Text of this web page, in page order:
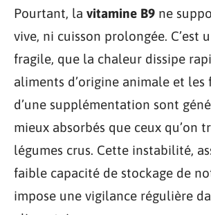
Pourtant, la vitamine B9 ne
vive, ni cuisson prolongée. C’est
fragile, que la chaleur dissipe
aliments d’origine animale et les
d’une supplémentation sont
mieux absorbés que ceux qu’on
légumes crus. Cette instabilité,
faible capacité de stockage de
impose une vigilance régulière